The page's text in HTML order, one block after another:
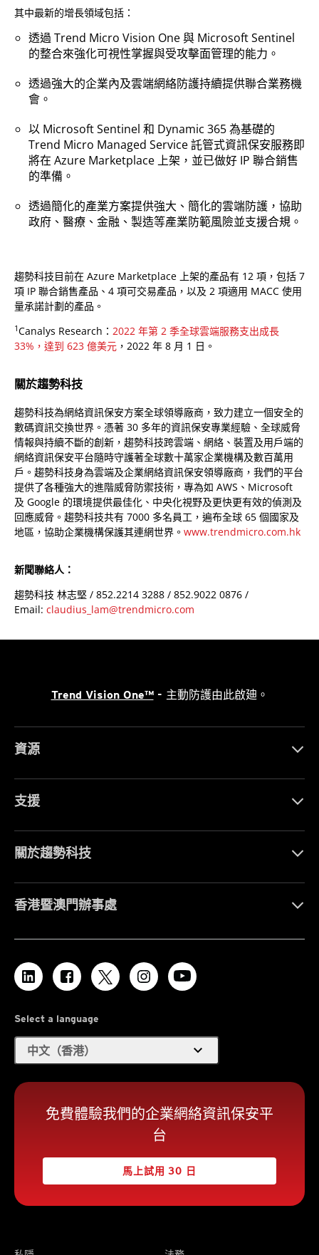
其中最新的增長領域包括：
透過 Trend Micro Vision One 與 Microsoft Sentinel
的整合來強化可視性掌握與受攻擊面管理的能力。
透過強大的企業內及雲端網絡防護持續提供聯合業務機
會。
以 Microsoft Sentinel 和 Dynamic 365 為基礎的
Trend Micro Managed Service 託管式資訊保安服務即
將在 Azure Marketplace 上架，並已做好 IP 聯合銷售
的準備。
透過簡化的產業方案提供強大、簡化的雲端防護，協助
政府、醫療、金融、製造等產業防範風險並支援合規。
趨勢科技目前在 Azure Marketplace 上架的產品有 12 項，包括 7
項 IP 聯合銷售產品、4 項可交易產品，以及 2 項適用 MACC 使用
量承諾計劃的產品。
1Canalys Research： 2022 年第 2 季全球雲端服務支出成長
33%，達到 623 億美元 ，2022 年 8 月 1 日。
關於趨勢科技
趨勢科技為網絡資訊保安方案全球領導廠商，致力建立一個安全的
數碼資訊交換世界。憑著 30 多年的資訊保安專業經驗、全球威脅
情報與持續不斷的創新，趨勢科技跨雲端、網絡、裝置及用戶端的
網絡資訊保安平台隨時守護著全球數十萬家企業機構及數百萬用
戶。趨勢科技身為雲端及企業網絡資訊保安領導廠商，我們的平台
提供了各種強大的進階威脅防禦技術，專為如 AWS、Microsoft
及 Google 的環境提供最佳化、中央化視野及更快更有效的偵測及
回應威脅。趨勢科技共有 7000 多名員工，遍布全球 65 個國家及
地區，協助企業機構保護其連網世界。 www.trendmicro.com.hk
新聞聯絡人：
趨勢科技 林志堅 / 852.2214 3288 / 852.9022 0876 /
Email: claudius_lam@trendmicro.com
Trend Vision One™- 主動防護由此啟廸。
資源
支援
關於趨勢科技
香港暨澳門辦事處
Select a language
中文（香港） expand_more
免費體驗我們的企業網絡資訊保安平
台
馬上試用 30 日